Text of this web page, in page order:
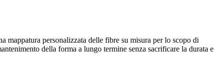
mappatura personalizzata delle fibre su misura per lo scopo di
della forma a lungo termine senza sacrificare la durata e